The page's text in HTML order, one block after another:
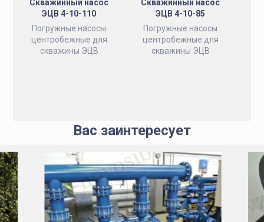
Скважинный насос
ЭЦВ 4-10-110
Погружные насосы
центробежные для
скважины ЭЦВ
Скважинный насос
ЭЦВ 4-10-85
Погружные насосы
центробежные для
скважины ЭЦВ
Вас заинтересует